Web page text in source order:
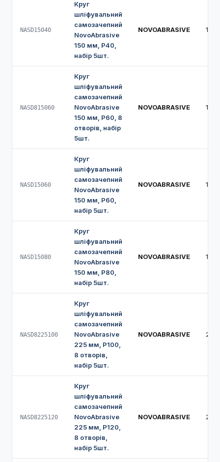
NASD15040
Круг
шліфувальний
самозачепний
NovoAbrasive
150 мм, Р40,
набір 5шт.
NOVOABRASIVE 150
NASD815060
Круг
шліфувальний
самозачепний
NovoAbrasive
150 мм, Р60, 8
отворів, набір
5шт.
NOVOABRASIVE 150
NASD15060
Круг
шліфувальний
самозачепний
NovoAbrasive
150 мм, Р60,
набір 5шт.
NOVOABRASIVE 150
NASD15080
Круг
шліфувальний
самозачепний
NovoAbrasive
150 мм, Р80,
набір 5шт.
NOVOABRASIVE 150
NASD8225100
Круг
шліфувальний
самозачепний
NovoAbrasive
225 мм, Р100,
8 отворів,
набір 5шт.
NOVOABRASIVE
NASD8225120
Круг
шліфувальний
самозачепний
NovoAbrasive
225 мм, Р120,
8 отворів,
набір 5шт.
NOVOABRASIVE